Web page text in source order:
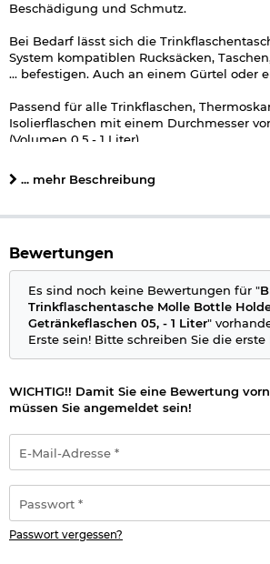
Beschädigung und Schmutz.
Bei Bedarf lässt sich die
System kompatiblen Rucksäcken,
... befestigen. Auch an einem Gürtel oder
Passend für alle Trinkflaschen,
Isolierflaschen mit einem Durchmesser
(Volumen 0,5 - 1 Liter).
Details zu Brandit Trinkflaschentasche
(0,5 - 1 Liter)
auch am Gürtel tragbar
einfaches Öffnen und Verschließen
Maße: 21 x 9 x 9 cm
Gewicht: 92 g
Material Oberstoff: 100% Polyester
beschichtet
Material Futter: 100% Polyester
Marke: Brandit
... mehr Beschreibung
Bewertungen
Es sind noch keine Bewertungen für "
Trinkflaschentasche Molle Bottle
Getränkeflaschen 05, - 1 Liter"
Erste sein! Bitte schreiben Sie die
WICHTIG!! Damit Sie eine Bewertung
müssen Sie angemeldet sein!
E-
Mail-
Adresse
*Passwort
Passwort vergessen?